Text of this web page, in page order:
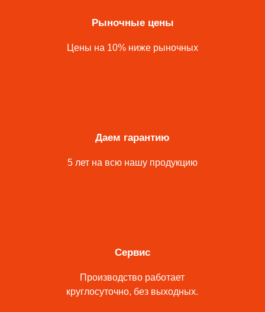
Рыночные цены
Цены на 10% ниже рыночных
Даем гарантию
5 лет на всю нашу продукцию
Сервис
Производство работает
круглосуточно, без выходных.